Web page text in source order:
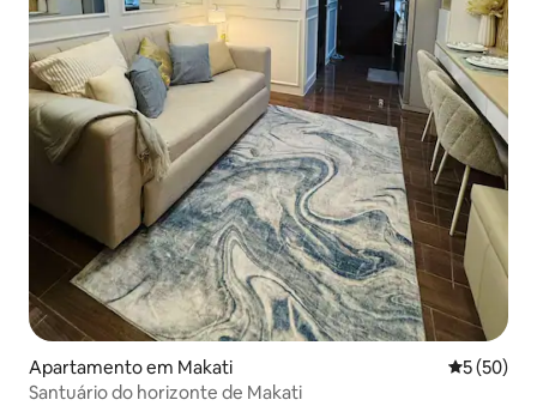
Apartamento em Makati
5 (50)
Santuário do horizonte de Makati